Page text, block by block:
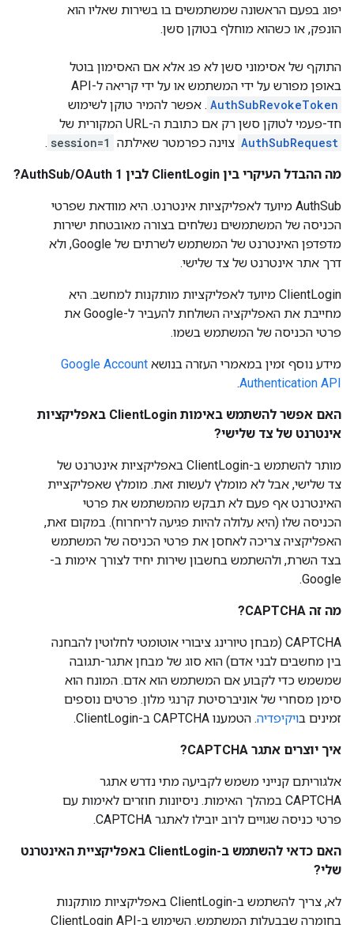
יפוג בפעם הראשונה שמשתמשים בו בשירות שאליו הוא
הונפק, או כשהוא מוחלף בטוקן סשן.
התוקף של אסימוני סשן לא פג אלא אם האסימון בוטל
באופן מפורש על ידי המשתמש או על ידי קריאה ל-API‏
AuthSubRevokeToken . אפשר להמיר טוקן לשימוש
חד-פעמי לטוקן סשן רק אם כתובת ה-URL המקורית של
AuthSubRequest צוינה כפרמטר שאילתה session=1
.
מה ההבדל העיקרי בין ClientLogin לבין AuthSub/OAuth 1?
‫AuthSub מיועד לאפליקציות אינטרנט. היא מוודאת שפרטי
הכניסה של המשתמשים נשלחים בצורה מאובטחת ישירות
מדפדפן האינטרנט של המשתמש לשרתים של Google, ולא
דרך אתר אינטרנט של צד שלישי.
‫ClientLogin מיועד לאפליקציות מותקנות למחשב. היא
מחייבת את האפליקציה השולחת להעביר ל-Google את
פרטי הכניסה של המשתמש בשמו.
מידע נוסף זמין במאמרי העזרה בנושא Google Account
Authentication API
.
האם אפשר להשתמש באימות ClientLogin באפליקציות
אינטרנט של צד שלישי?
מותר להשתמש ב-ClientLogin באפליקציות אינטרנט של
צד שלישי, אבל לא מומלץ לעשות זאת. מומלץ שאפליקציית
האינטרנט אף פעם לא תבקש מהמשתמש את פרטי
הכניסה שלו (היא עלולה להיות פגיעה לריחרוח). במקום זאת,
האפליקציה צריכה לאחסן את פרטי הכניסה של המשתמש
בצד השרת, ולהשתמש בחשבון שירות יחיד לצורך אימות ב-
Google.
מה זה CAPTCHA?
CAPTCHA (מבחן טיורינג ציבורי אוטומטי לחלוטין להבחנה
בין מחשבים לבני אדם) הוא סוג של מבחן אתגר-תגובה
שמשמש כדי לקבוע אם המשתמש הוא אדם. המונח הוא
סימן מסחרי של אוניברסיטת קרנגי מלון. פרטים נוספים
זמינים בויקיפדיה. הטמענו CAPTCHA ב-ClientLogin.
איך יוצרים אתגר CAPTCHA?
אלגוריתם קנייני משמש לקביעה מתי נדרש אתגר
CAPTCHA במהלך האימות. ניסיונות חוזרים לאימות עם
פרטי כניסה שגויים לרוב יובילו לאתגר CAPTCHA.
האם כדאי להשתמש ב-ClientLogin באפליקציית האינטרנט
שלי?
לא, צריך להשתמש ב-ClientLogin באפליקציות מותקנות
בחומרה שבבעלות המשתמש. השימוש ב-ClientLogin API